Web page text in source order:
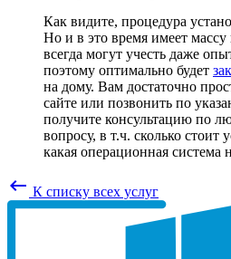
Как видите, процедура
Но и в это время имеет
всегда могут учесть даже
поэтому оптимально будет
на дому. Вам достаточно
сайте или позвонить по
получите консультацию по
вопросу, в т.ч. сколько стоит
какая операционная
keyboard_backspace К списку всех услуг